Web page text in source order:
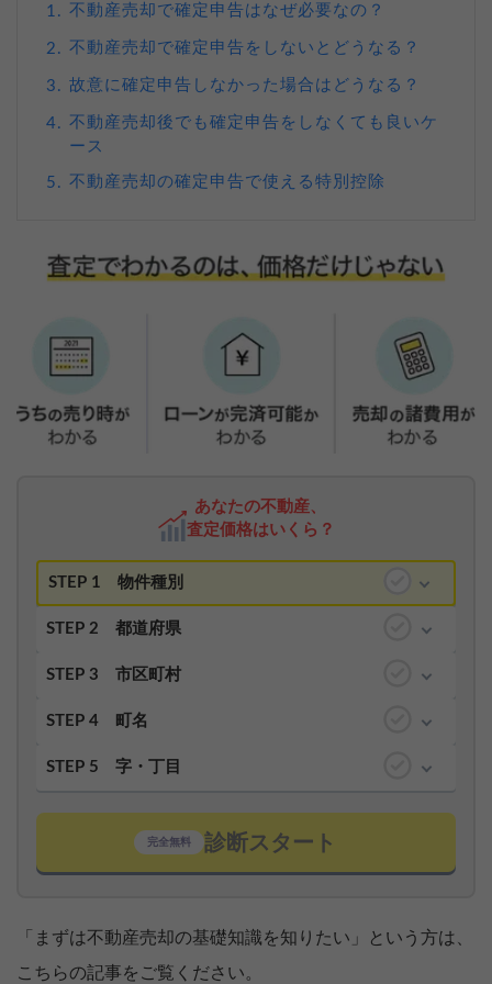
1. 不動産売却で確定申告はなぜ必要なの？
2. 不動産売却で確定申告をしないとどうなる？
3. 故意に確定申告しなかった場合はどうなる？
4. 不動産売却後でも確定申告をしなくても良いケ
ース
5. 不動産売却の確定申告で使える特別控除
あなたの不動産、
査定価格はいくら？
STEP 1 物件種別
STEP 2 都道府県
STEP 3 市区町村
STEP 4 町名
STEP 5 字・丁目
完全無料 診断スタート
「まずは不動産売却の基礎知識を知りたい」という方は、
こちらの記事をご覧ください。